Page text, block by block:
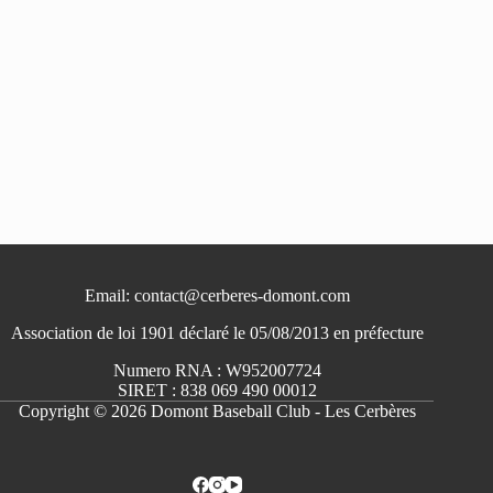
Email: contact@cerberes-domont.com
Association de loi 1901 déclaré le 05/08/2013 en préfecture
Numero RNA : W952007724
SIRET : 838 069 490 00012
Copyright © 2026 Domont Baseball Club - Les Cerbères